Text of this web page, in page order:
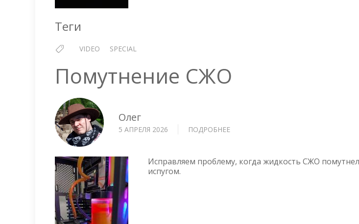
Теги
VIDEO SPECIAL
Помутнение СЖО
Олег
5 АПРЕЛЯ 2026 ПОДРОБНЕЕ
Исправляем проблему, когда жидкость СЖО
испугом.